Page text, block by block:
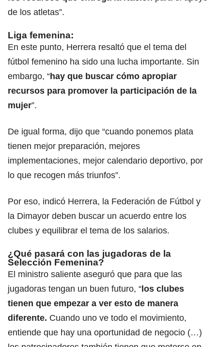
de los atletas”.
Liga femenina:
En este punto, Herrera resaltó que el tema del
fútbol femenino ha sido una lucha importante. Sin
embargo, “hay que buscar cómo apropiar
recursos para promover la participación de la
mujer”.
De igual forma, dijo que “cuando ponemos plata
tienen mejor preparación, mejores
implementaciones, mejor calendario deportivo, por
lo que recogen más triunfos”.
Por eso, indicó Herrera, la Federación de Fútbol y
la Dimayor deben buscar un acuerdo entre los
clubes y equilibrar el tema de los salarios.
¿Qué pasará con las jugadoras de la
Selección Femenina?
El ministro saliente aseguró que para que las
jugadoras tengan un buen futuro, “los clubes
tienen que empezar a ver esto de manera
diferente. Cuando uno ve todo el movimiento,
entiende que hay una oportunidad de negocio (…)